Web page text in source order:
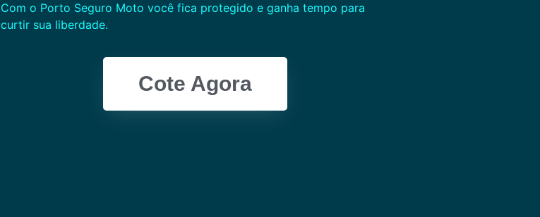
Com o Porto Seguro Moto você fica protegido e ganha tempo para
curtir sua liberdade.
Cote Agora